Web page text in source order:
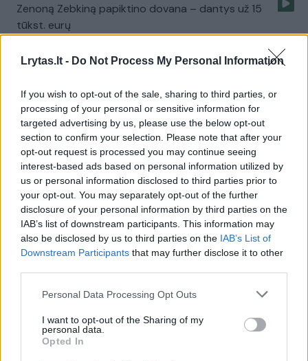
Lrytas.lt - Do Not Process My Personal Information
If you wish to opt-out of the sale, sharing to third parties, or
processing of your personal or sensitive information for
targeted advertising by us, please use the below opt-out
section to confirm your selection. Please note that after your
opt-out request is processed you may continue seeing
interest-based ads based on personal information utilized by
us or personal information disclosed to third parties prior to
your opt-out. You may separately opt-out of the further
disclosure of your personal information by third parties on the
IAB’s list of downstream participants. This information may
also be disclosed by us to third parties on the IAB’s List of
Downstream Participants that may further disclose it to other
Personal Data Processing Opt Outs
I want to opt-out of the Sharing of my
personal data.
Opted In
Zenoną Zebkiną papiktino dovana – dantys už 15
tūkst. eurų
Papiktino seniūno dovana – dantys už 15 tūkst. eurų
(II)
Laidos | Patriotai
Zenonas Zebkinas: „Norėčiau tapti prezidentu“ (II)
Laidos Patriotai
Garsusis veltėdis Z. Zebkinas: savo verslą paaukojau
Žinios Lietuvos diena
Garsusis veltėdis bijo netekti vaiko ir kalba apie įžeistą